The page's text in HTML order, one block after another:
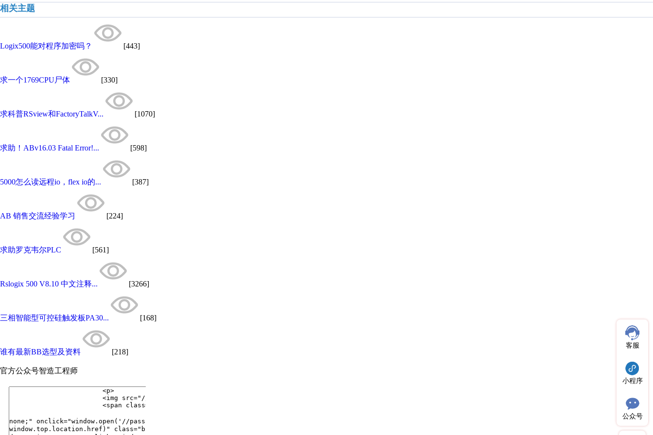
相关主题
Logix500能对程序加密吗？ [443]
求一个1769CPU尸体 [330]
求科普RSview和FactoryTalkV... [1070]
求助！ABv16.03 Fatal Error!... [598]
5000怎么读远程io，flex io的... [387]
AB 销售交流经验学习 [224]
求助罗克韦尔PLC [561]
Rslogix 500 V8.10 中文注释... [3266]
三相智能型可控硅触发板PA30... [168]
谁有最新BB选型及资料 [218]
官方公众号智造工程师
客服
小程序
公众号